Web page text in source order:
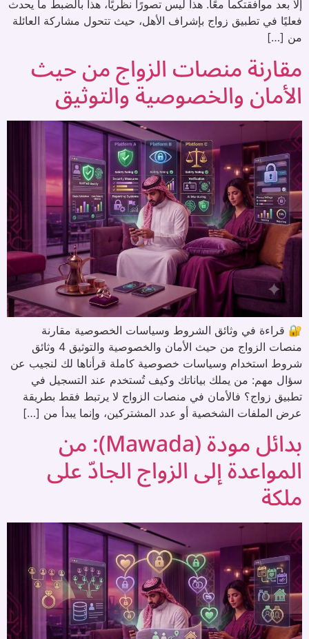
إلا بعد موافقتكما معًا. هذا ليس تصورًا نظريًا، هذا بالضبط ما يحدث
فعليًا في تطبيق زواج بإشراف الأهل، حيث تتحول مشاركة العائلة
من […]
مقارنة منصات الزواج من حيث
الأمان والخصوصية والتوثيق
🔐 قراءة في وثائق الشروط وسياسات الخصوصية مقارنة
منصات الزواج من حيث الأمان والخصوصية والتوثيق 4 وثائق
شروط استخدام وسياسات خصوصية كاملة قرأناها لك لنجيب عن
سؤال مهم: من يملك بياناتك وكيف تُستخدم عند التسجيل في
تطبيق زواج؟ فالأمان في منصات الزواج لا يرتبط فقط بطريقة
عرض الملفات الشخصية أو عدد المشتركين، وإنما يبدأ من […]
بدائل مودة (Mawada): من
المواعدة إلى الزواج الجادّ على
ملكة